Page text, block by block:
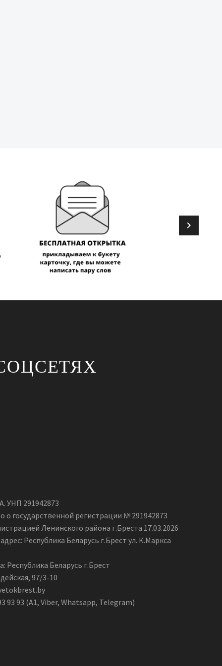
УНП 291942873
о государственной регистрации № 291942873
Ленинского района г.Бреста 17.03.2026
Республика Беларусь г.Брест ул. К.Маркса
Республика Беларусь г.Брест
97/3-10
93 93 (А1, Viber, Whatsapp, Telegram)